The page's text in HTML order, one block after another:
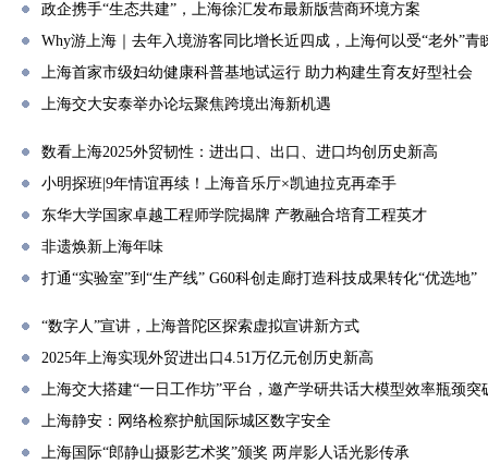
政企携手“生态共建”，上海徐汇发布最新版营商环境方案
Why游上海｜去年入境游客同比增长近四成，上海何以受“老外”青
上海首家市级妇幼健康科普基地试运行 助力构建生育友好型社会
上海交大安泰举办论坛聚焦跨境出海新机遇
数看上海2025外贸韧性：进出口、出口、进口均创历史新高
小明探班|9年情谊再续！上海音乐厅×凯迪拉克再牵手
东华大学国家卓越工程师学院揭牌 产教融合培育工程英才
非遗焕新上海年味
打通“实验室”到“生产线” G60科创走廊打造科技成果转化“优选地”
“数字人”宣讲，上海普陀区探索虚拟宣讲新方式
2025年上海实现外贸进出口4.51万亿元创历史新高
上海交大搭建“一日工作坊”平台，邀产学研共话大模型效率瓶颈突
上海静安：网络检察护航国际城区数字安全
上海国际“郎静山摄影艺术奖”颁奖 两岸影人话光影传承